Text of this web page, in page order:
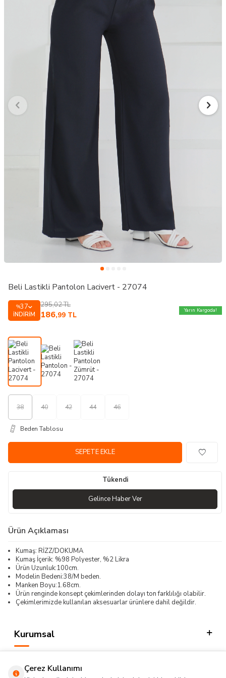
Beli Lastikli Pantolon Lacivert - 27074
%37
İNDIRIM
295,02TL
186,99 TL
Yarın Kargoda!
38 40 42 44 46
Beden Tablosu
SEPETE EKLE
Tükendi
Gelince Haber Ver
Ürün Açıklaması
Kumaş: RİZZ/DOKUMA
Kumaş İçerik: %98 Polyester, %2 Likra
Ürün Uzunluk:100cm.
Modelin Bedeni:38/M beden.
Manken Boyu:1.68cm.
Ürün renginde konsept çekimlerinden dolayı ton farklılığı olabilir.
Çekimlerimizde kullanılan aksesuarlar ürünlere dahil değildir.
Kurumsal
Çerez Kullanımı